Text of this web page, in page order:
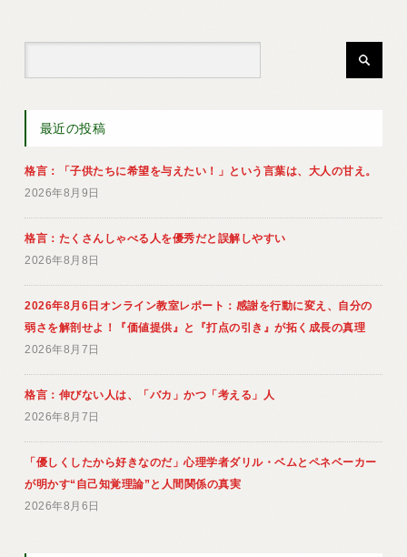
最近の投稿
格言：「子供たちに希望を与えたい！」という言葉は、大人の甘え。
2026年8月9日
格言：たくさんしゃべる人を優秀だと誤解しやすい
2026年8月8日
2026年8月6日オンライン教室レポート：感謝を行動に変え、自分の
弱さを解剖せよ！『価値提供』と『打点の引き』が拓く成長の真理
2026年8月7日
格言：伸びない人は、「バカ」かつ「考える」人
2026年8月7日
「優しくしたから好きなのだ」心理学者ダリル・ベムとペネベーカー
が明かす“自己知覚理論”と人間関係の真実
2026年8月6日